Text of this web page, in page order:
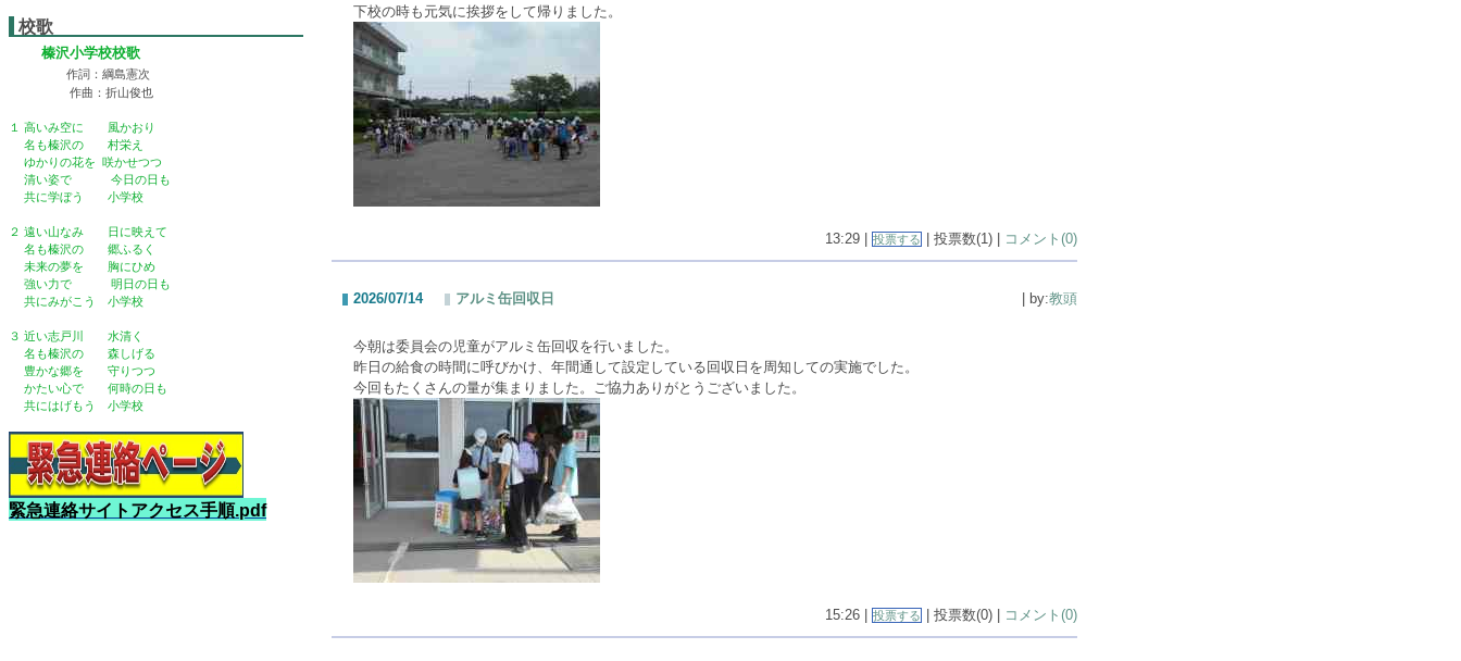
校歌
榛沢小学校校歌
作詞：綱島憲次
作曲：折山俊也
１ 高いみ空に 風かおり
名も榛沢の 村栄え
ゆかりの花を 咲かせつつ
清い姿で 今日の日も
共に学ぼう 小学校
２ 遠い山なみ 日に映えて
名も榛沢の 郷ふるく
未来の夢を 胸にひめ
強い力で 明日の日も
共にみがこう 小学校
３ 近い志戸川 水清く
名も榛沢の 森しげる
豊かな郷を 守りつつ
かたい心で 何時の日も
共にはげもう 小学校
緊急連絡サイトアクセス手順.pdf
下校の時も元気に挨拶をして帰りました。
13:29 | 投票する | 投票数(1) | コメント(0)
2026/07/14 アルミ缶回収日 | by:教頭
今朝は委員会の児童がアルミ缶回収を行いました。
昨日の給食の時間に呼びかけ、年間通して設定している回収日を周知しての実施でした。
今回もたくさんの量が集まりました。ご協力ありがとうございました。
15:26 | 投票する | 投票数(0) | コメント(0)